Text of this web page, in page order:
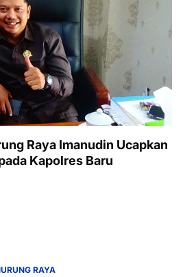
Raya Imanudin Ucapkan
Kapolres Baru
RAYA